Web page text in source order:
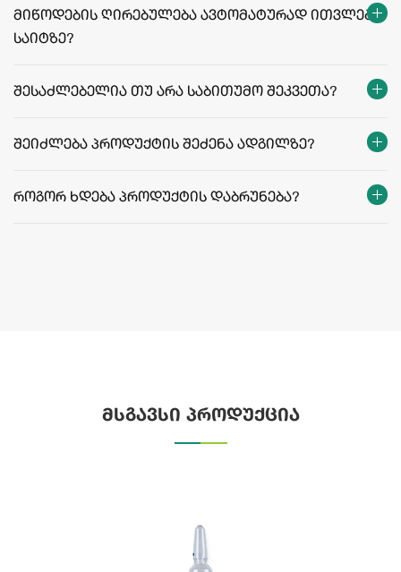
მიწოდების ღირებულება ავტომატურად ითვლება
საიტზე?
შესაძლებელია თუ არა საბითუმო შეკვეთა?
შეიძლება პროდუქტის შეძენა ადგილზე?
როგორ ხდება პროდუქტის დაბრუნება?
მსგავსი პროდუქცია